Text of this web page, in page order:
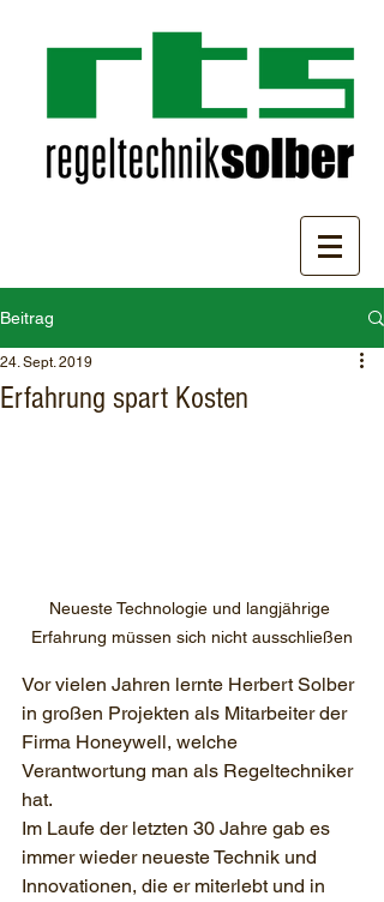
Beitrag
Erfahrung spart Kosten
24. Sept. 2019
Neueste Technologie und langjährige
Erfahrung müssen sich nicht ausschließen
Vor vielen Jahren lernte Herbert Solber
in großen Projekten als Mitarbeiter der
Firma Honeywell, welche
Verantwortung man als Regeltechniker
hat.
Im Laufe der letzten 30 Jahre gab es
immer wieder neueste Technik und
Innovationen, die er miterlebt und in